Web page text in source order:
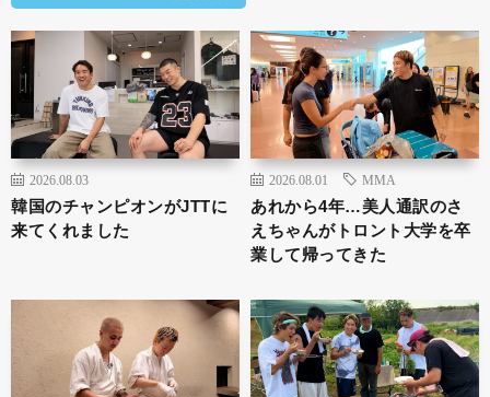
2026.08.03
韓国のチャンピオンがJTTに
来てくれました
2026.08.01 MMA
あれから4年…美人通訳のさ
えちゃんがトロント大学を卒
業して帰ってきた